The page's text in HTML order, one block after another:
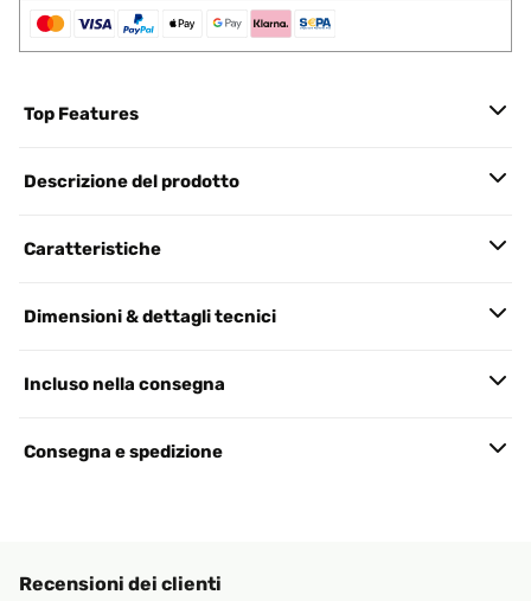
Top Features
Descrizione del prodotto
Caratteristiche
Dimensioni & dettagli tecnici
Incluso nella consegna
Consegna e spedizione
Recensioni dei clienti